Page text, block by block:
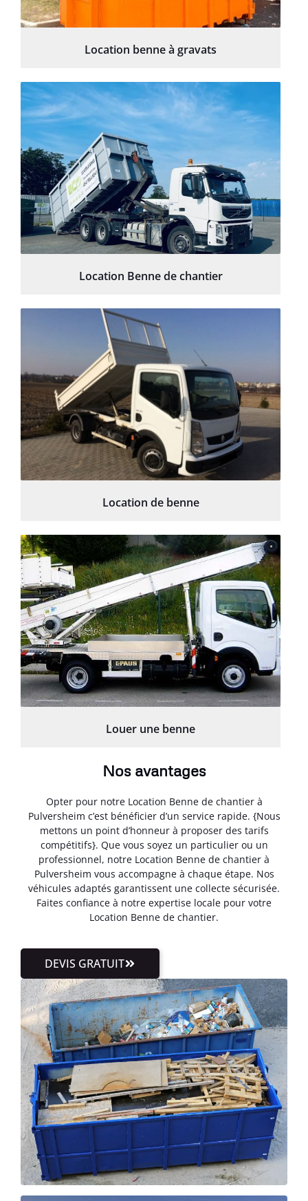
Location benne à gravats
Location Benne de chantier
Location de benne
Louer une benne
Nos avantages
Opter pour notre Location Benne de chantier à
Pulversheim c’est bénéficier d’un service rapide. {Nous
mettons un point d’honneur à proposer des tarifs
compétitifs}. Que vous soyez un particulier ou un
professionnel, notre Location Benne de chantier à
Pulversheim vous accompagne à chaque étape. Nos
véhicules adaptés garantissent une collecte sécurisée.
Faites confiance à notre expertise locale pour votre
Location Benne de chantier.
DEVIS GRATUIT